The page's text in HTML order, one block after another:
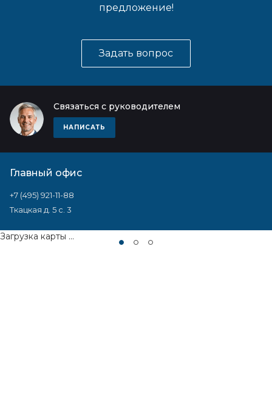
предложение!
Задать вопрос
Связаться с руководителем
НАПИСАТЬ
Главный офис
+7 (495) 921-11-88
Ткацкая д. 5 с. 3
Загрузка карты ...